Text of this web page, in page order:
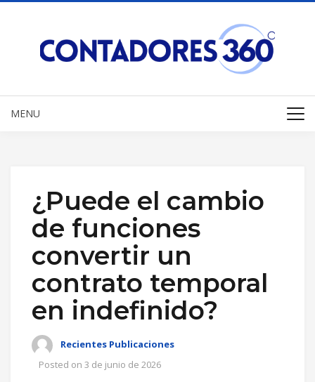
MENU
¿Puede el cambio
de funciones
convertir un
contrato temporal
en indefinido?
Recientes Publicaciones
Posted on 3 de junio de 2026